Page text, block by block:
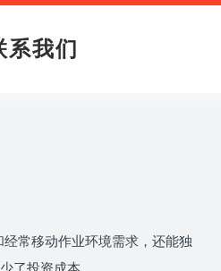
系我们
常移动作业环境需求，还能独